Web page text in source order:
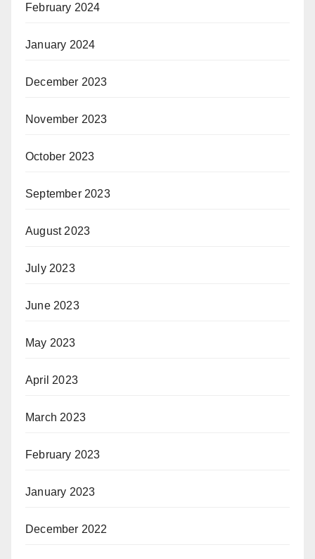
February 2024
January 2024
December 2023
November 2023
October 2023
September 2023
August 2023
July 2023
June 2023
May 2023
April 2023
March 2023
February 2023
January 2023
December 2022